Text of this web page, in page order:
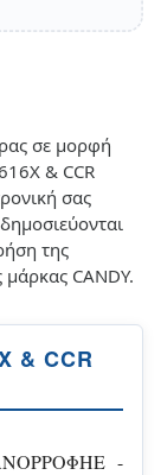
σε μορφή
& CCR
σας
της
CANDY.
& CCR
-